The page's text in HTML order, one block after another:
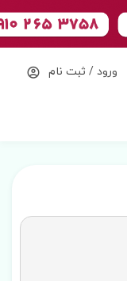
ورود / ثبت نام